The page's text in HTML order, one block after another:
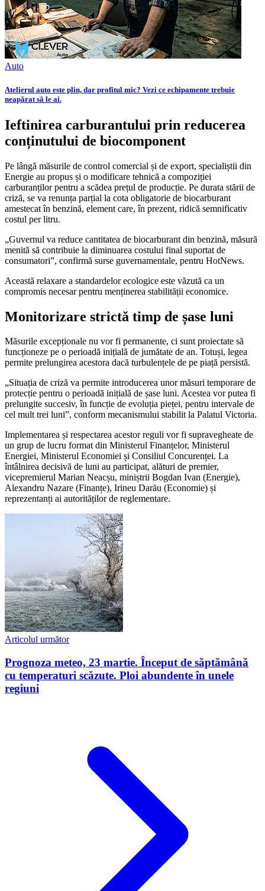
Auto
Atelierul auto este plin, dar profitul mic? Vezi ce echipamente trebuie
neapărat să le ai.
Ieftinirea carburantului prin reducerea
conținutului de biocomponent
Pe lângă măsurile de control comercial și de export, specialiștii din
Energie au propus și o modificare tehnică a compoziției
carburanților pentru a scădea prețul de producție. Pe durata stării de
criză, se va renunța parțial la cota obligatorie de biocarburant
amestecat în benzină, element care, în prezent, ridică semnificativ
costul per litru.
„Guvernul va reduce cantitatea de biocarburant din benzină, măsură
menită să contribuie la diminuarea costului final suportat de
consumatori”, confirmă surse guvernamentale, pentru HotNews.
Această relaxare a standardelor ecologice este văzută ca un
compromis necesar pentru menținerea stabilității economice.
Monitorizare strictă timp de șase luni
Măsurile excepționale nu vor fi permanente, ci sunt proiectate să
funcționeze pe o perioadă inițială de jumătate de an. Totuși, legea
permite prelungirea acestora dacă turbulențele de pe piață persistă.
„Situația de criză va permite introducerea unor măsuri temporare de
protecție pentru o perioadă inițială de șase luni. Acestea vor putea fi
prelungite succesiv, în funcție de evoluția pieței, pentru intervale de
cel mult trei luni”, conform mecanismului stabilit la Palatul Victoria.
Implementarea și respectarea acestor reguli vor fi supravegheate de
un grup de lucru format din Ministerul Finanțelor, Ministerul
Energiei, Ministerul Economiei și Consiliul Concurenței. La
întâlnirea decisivă de luni au participat, alături de premier,
vicepremierul Marian Neacșu, miniștrii Bogdan Ivan (Energie),
Alexandru Nazare (Finanțe), Irineu Darău (Economie) și
reprezentanți ai autorităților de reglementare.
Articolul următor
Prognoza meteo, 23 martie. Început de săptămână
cu temperaturi scăzute. Ploi abundente în unele
regiuni